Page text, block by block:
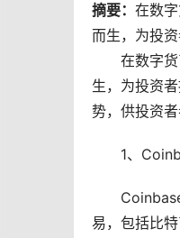
摘要： 在数
而生，为投
在数字
生，为投资
势，供投资者
1、
易，包括比特